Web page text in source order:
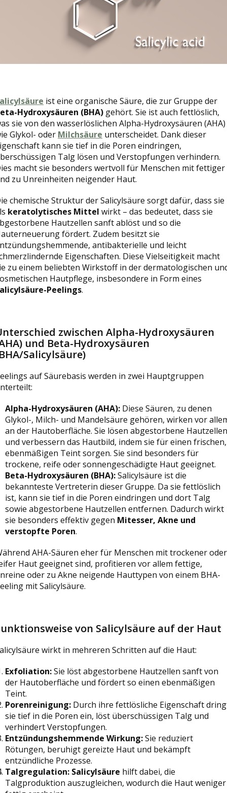
ist eine organische Säure, die zur Gruppe der
Hydroxysäuren (BHA) gehört. Sie ist auch fettlöslich,
sie von den wasserlöslichen Alpha-Hydroxysäuren (AHA)
Glykol- oder Milchsäure unterscheidet. Dank dieser
kann sie tief in die Poren eindringen,
Talg lösen und Verstopfungen verhindern.
macht sie besonders wertvoll für Menschen mit fettiger
zu Unreinheiten neigender Haut.
chemische Struktur der Salicylsäure sorgt dafür, dass sie
keratolytisches Mittel wirkt – das bedeutet, dass sie
Hautzellen sanft ablöst und so die
fördert. Zudem besitzt sie
antibakterielle und leicht
Eigenschaften. Diese Vielseitigkeit macht
zu einem beliebten Wirkstoff in der dermatologischen
Hautpflege, insbesondere in Form eines
Peelings.
zwischen Alpha-Hydroxysäuren
und Beta-Hydroxysäuren
Salicylsäure)
auf Säurebasis werden in zwei Hauptgruppen
Alpha-Hydroxysäuren (AHA): Diese Säuren, zu denen
Glykol-, Milch- und Mandelsäure gehören, wirken vor
an der Hautoberfläche. Sie lösen abgestorbene Hautzellen
und verbessern das Hautbild, indem sie für einen frischen,
ebenmäßigen Teint sorgen. Sie sind besonders für
trockene, reife oder sonnengeschädigte Haut geeignet.
Beta-Hydroxysäuren (BHA):Salicylsäure ist die
bekannteste Vertreterin dieser Gruppe. Da sie fettlöslich
ist, kann sie tief in die Poren eindringen und dort Talg
sowie abgestorbene Hautzellen entfernen. Dadurch wirkt
sie besonders effektiv gegen Mitesser, Akne und
verstopfte Poren.
AHA-Säuren eher für Menschen mit trockener oder
Haut geeignet sind, profitieren vor allem fettige,
oder zu Akne neigende Hauttypen von einem BHA-
mit Salicylsäure.
von Salicylsäure auf der Haut
wirkt in mehreren Schritten auf die Haut:
Exfoliation:Sie löst abgestorbene Hautzellen sanft von
der Hautoberfläche und fördert so einen ebenmäßigen
Teint.
Porenreinigung: Durch ihre fettlösliche Eigenschaft
sie tief in die Poren ein, löst überschüssigen Talg und
verhindert Verstopfungen.
Entzündungshemmende Wirkung:Sie reduziert
Rötungen, beruhigt gereizte Haut und bekämpft
entzündliche Prozesse.
Talgregulation: Salicylsäure hilft dabei, die
Talgproduktion auszugleichen, wodurch die Haut weniger